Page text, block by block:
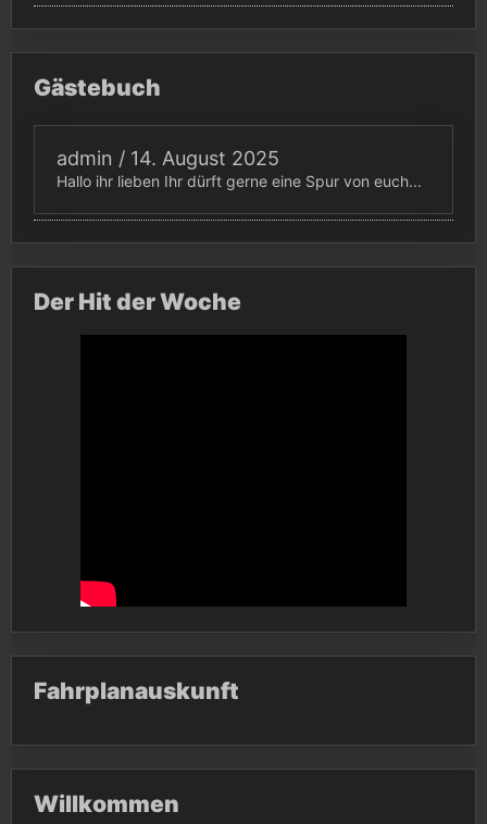
Gästebuch
admin / 14. August 2025
Hallo ihr lieben Ihr dürft gerne eine Spur von euch...
Der Hit der Woche
Fahrplanauskunft
Willkommen